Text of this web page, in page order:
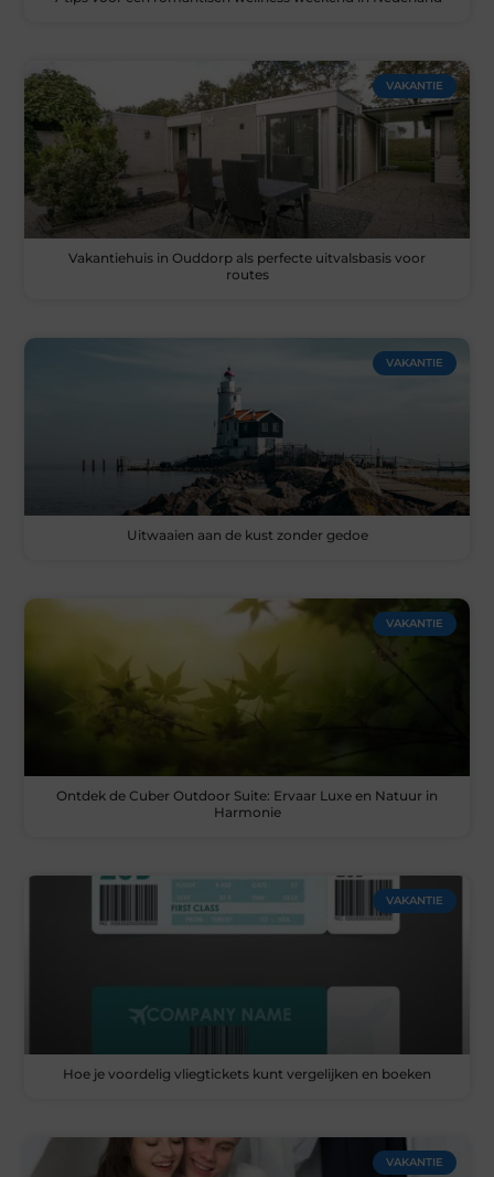
VAKANTIE
Vakantiehuis in Ouddorp als perfecte uitvalsbasis voor
routes
VAKANTIE
Uitwaaien aan de kust zonder gedoe
VAKANTIE
Ontdek de Cuber Outdoor Suite: Ervaar Luxe en Natuur in
Harmonie
VAKANTIE
Hoe je voordelig vliegtickets kunt vergelijken en boeken
VAKANTIE